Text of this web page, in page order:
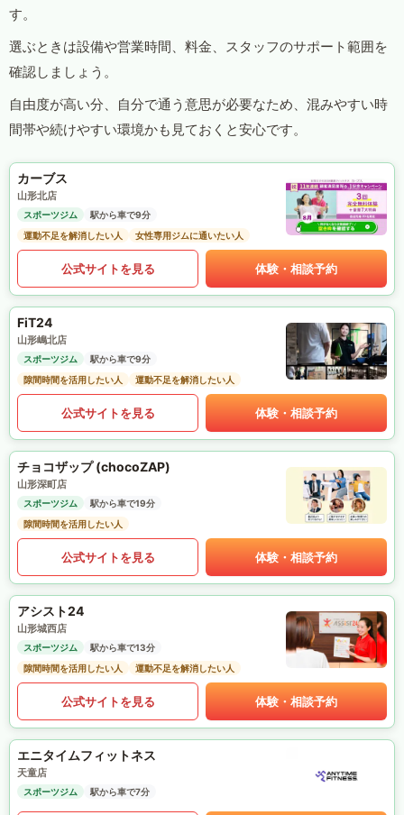
す。
選ぶときは設備や営業時間、料金、スタッフのサポート範囲を
確認しましょう。
自由度が高い分、自分で通う意思が必要なため、混みやすい時
間帯や続けやすい環境かも見ておくと安心です。
カーブス
山形北店
スポーツジム
駅から車で9分
運動不足を解消したい人
女性専用ジムに通いたい人
公式サイトを見る 体験・相談予約
FiT24
山形嶋北店
スポーツジム
駅から車で9分
隙間時間を活用したい人
運動不足を解消したい人
公式サイトを見る 体験・相談予約
チョコザップ (chocoZAP)
山形深町店
スポーツジム
駅から車で19分
隙間時間を活用したい人
公式サイトを見る 体験・相談予約
アシスト24
山形城西店
スポーツジム
駅から車で13分
隙間時間を活用したい人
運動不足を解消したい人
公式サイトを見る 体験・相談予約
エニタイムフィットネス
天童店
スポーツジム 駅から車で7分